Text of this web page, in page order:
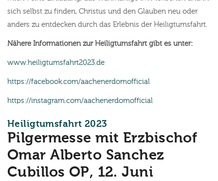
sich selbst zu finden, Christus und den Glauben neu oder
anders zu entdecken durch das Erlebnis der Heiligtumsfahrt.
Nähere Informationen zur Heiligtumsfahrt gibt es unter:
www.heiligtumsfahrt2023.de
https://facebook.com/aachenerdomofficial
https://instagram.com/aachenerdomofficial
Heiligtumsfahrt 2023
Pilgermesse mit Erzbischof
Omar Alberto Sanchez
Cubillos OP, 12. Juni